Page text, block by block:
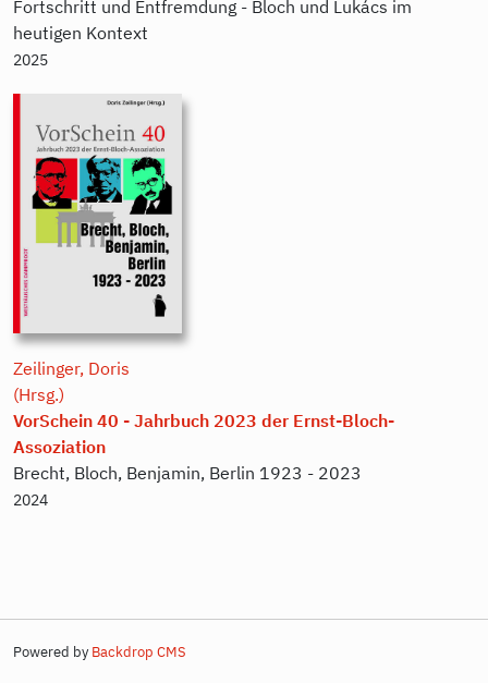
Fortschritt und Entfremdung - Bloch und Lukács im
heutigen Kontext
2025
Zeilinger, Doris
(Hrsg.)
VorSchein 40 - Jahrbuch 2023 der Ernst-Bloch-
Assoziation
Brecht, Bloch, Benjamin, Berlin 1923 - 2023
2024
Powered by Backdrop CMS